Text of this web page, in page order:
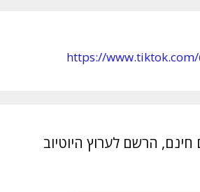
https://
הרשם לערוץ היוטיוב